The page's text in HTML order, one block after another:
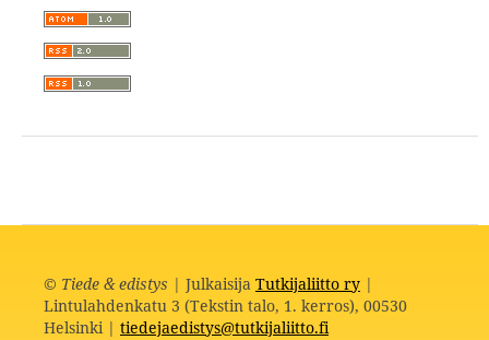
© Tiede & edistys | Julkaisija Tutkijaliitto ry|
Lintulahdenkatu 3 (Tekstin talo, 1. kerros), 00530
Helsinki | tiedejaedistys@tutkijaliitto.fi